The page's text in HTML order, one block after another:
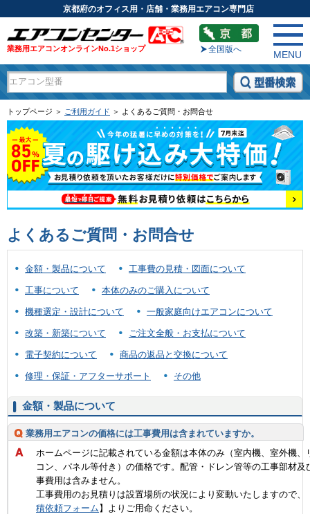
京都府のオフィス用・店舗・業務用エアコン専門店
業務用エアコンオンラインNo.1ショップ 全国版へ
MENU
トップページ ＞ ご利用ガイド ＞ よくあるご質問・お問合せ
よくあるご質問・お問合せ
金額・製品について 工事費の見積・図面について
工事について 本体のみのご購入について
機種選定・設計について 一般家庭向けエアコンについて
改築・新築について ご注文全般・お支払について
電子契約について 商品の返品と交換について
修理・保証・アフターサポート その他
金額・製品について
業務用エアコンの価格には工事費用は含まれていますか。
ホームページに記載されている金額は本体のみ（室内機、室外機、
コン、パネル等付き）の価格です。配管・ドレン管等の工事部材及
事費用は含みません。
工事費用のお見積りは設置場所の状況により変動いたしますので、
積依頼フォーム】よりご用命ください。